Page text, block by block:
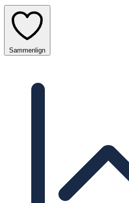
Sammenlign